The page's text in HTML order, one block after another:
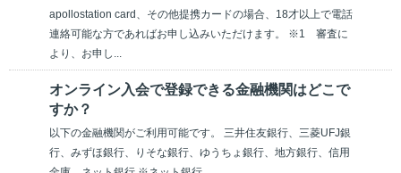
apollostation card、その他提携カードの場合、18才以上で電話
連絡可能な方であればお申し込みいただけます。 ※1 審査に
より、お申し...
オンライン入会で登録できる金融機関はどこで
すか？
以下の金融機関がご利用可能です。 三井住友銀行、三菱UFJ銀
行、みずほ銀行、りそな銀行、ゆうちょ銀行、地方銀行、信用